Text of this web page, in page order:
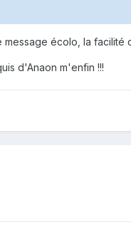
écolo, la facilité
d'Anaon m'enfin !!!